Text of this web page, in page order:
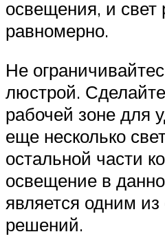
освещения, и свет
равномерно.
Не
люстрой.
рабочей зоне для
еще несколько
остальной части
освещение в
является одним
решений.